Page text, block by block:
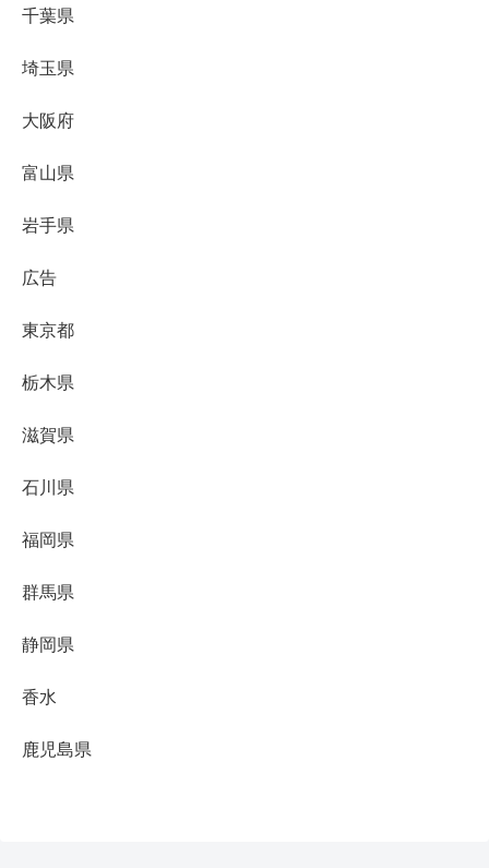
千葉県
埼玉県
大阪府
富山県
岩手県
広告
東京都
栃木県
滋賀県
石川県
福岡県
群馬県
静岡県
香水
鹿児島県